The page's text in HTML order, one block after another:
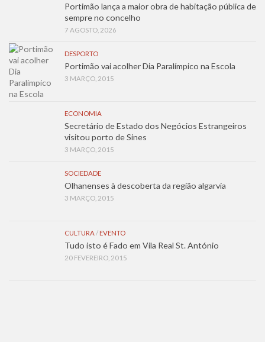
Portimão lança a maior obra de habitação pública de
sempre no concelho
7 AGOSTO, 2026
DESPORTO
Portimão vai acolher Dia Paralímpico na Escola
3 MARÇO, 2015
ECONOMIA
Secretário de Estado dos Negócios Estrangeiros
visitou porto de Sines
3 MARÇO, 2015
SOCIEDADE
Olhanenses à descoberta da região algarvia
3 MARÇO, 2015
CULTURA/ EVENTO
Tudo isto é Fado em Vila Real St. António
20 FEVEREIRO, 2015